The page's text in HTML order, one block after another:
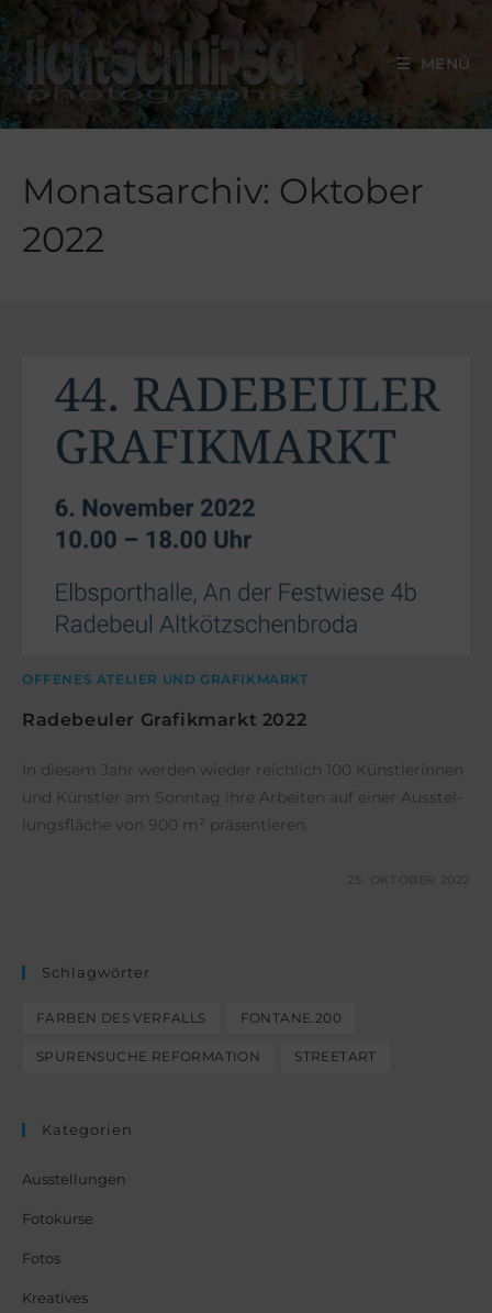
MENÜ
Monatsarchiv: Oktober
2022
OFFENES ATELIER UND GRAFIKMARKT
Radebeuler Grafikmarkt 2022
In diesem Jahr werden wieder reichlich 100 Künstlerinnen
und Künstler am Sonntag ihre Arbeiten auf einer Ausstel-
lungsfläche von 900 m² präsentieren.
Schlagwörter
FARBEN DES VERFALLS FONTANE.200
SPURENSUCHE REFORMATION STREETART
Kategorien
Ausstellungen
Fotokurse
Fotos
Kreatives